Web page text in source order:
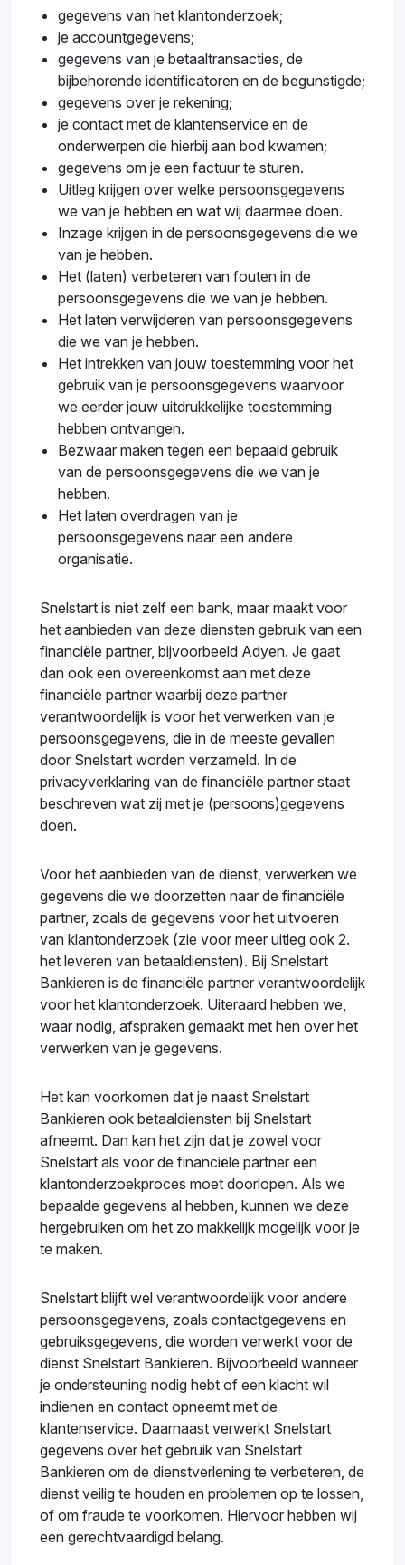
gegevens van het klantonderzoek;
je accountgegevens;
gegevens van je betaaltransacties, de
bijbehorende identificatoren en de begunstigde;
gegevens over je rekening;
je contact met de klantenservice en de
onderwerpen die hierbij aan bod kwamen;
gegevens om je een factuur te sturen.
Uitleg krijgen over welke persoonsgegevens
we van je hebben en wat wij daarmee doen.
Inzage krijgen in de persoonsgegevens die we
van je hebben.
Het (laten) verbeteren van fouten in de
persoonsgegevens die we van je hebben.
Het laten verwijderen van persoonsgegevens
die we van je hebben.
Het intrekken van jouw toestemming voor het
gebruik van je persoonsgegevens waarvoor
we eerder jouw uitdrukkelijke toestemming
hebben ontvangen.
Bezwaar maken tegen een bepaald gebruik
van de persoonsgegevens die we van je
hebben.
Het laten overdragen van je
persoonsgegevens naar een andere
organisatie.
Snelstart is niet zelf een bank, maar maakt voor
het aanbieden van deze diensten gebruik van een
financiële partner, bijvoorbeeld Adyen. Je gaat
dan ook een overeenkomst aan met deze
financiële partner waarbij deze partner
verantwoordelijk is voor het verwerken van je
persoonsgegevens, die in de meeste gevallen
door Snelstart worden verzameld. In de
privacyverklaring van de financiële partner staat
beschreven wat zij met je (persoons)gegevens
doen.
Voor het aanbieden van de dienst, verwerken we
gegevens die we doorzetten naar de financiële
partner, zoals de gegevens voor het uitvoeren
van klantonderzoek (zie voor meer uitleg ook 2.
het leveren van betaaldiensten). Bij Snelstart
Bankieren is de financiële partner verantwoordelijk
voor het klantonderzoek. Uiteraard hebben we,
waar nodig, afspraken gemaakt met hen over het
verwerken van je gegevens.
Het kan voorkomen dat je naast Snelstart
Bankieren ook betaaldiensten bij Snelstart
afneemt. Dan kan het zijn dat je zowel voor
Snelstart als voor de financiële partner een
klantonderzoekproces moet doorlopen. Als we
bepaalde gegevens al hebben, kunnen we deze
hergebruiken om het zo makkelijk mogelijk voor je
te maken.
Snelstart blijft wel verantwoordelijk voor andere
persoonsgegevens, zoals contactgegevens en
gebruiksgegevens, die worden verwerkt voor de
dienst Snelstart Bankieren. Bijvoorbeeld wanneer
je ondersteuning nodig hebt of een klacht wil
indienen en contact opneemt met de
klantenservice. Daarnaast verwerkt Snelstart
gegevens over het gebruik van Snelstart
Bankieren om de dienstverlening te verbeteren, de
dienst veilig te houden en problemen op te lossen,
of om fraude te voorkomen. Hiervoor hebben wij
een gerechtvaardigd belang.